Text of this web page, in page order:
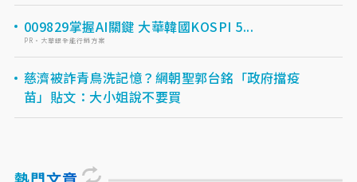
009829掌握AI關鍵 大華韓國KOSPI 5...
PR・大華銀全能行銷方案
慈濟被詐青鳥洗記憶？網朝聖郭台銘「政府擋疫
苗」貼文：大小姐說不要買